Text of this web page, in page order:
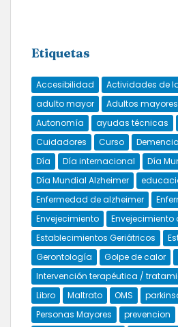
Etiquetas
Accesibilidad
Actividades de
adulto mayor
Adultos mayores
Autonomía
ayudas técnicas
Cuidadores
Curso Demencia
Día
Día internacional
Día
Día Mundial Alzheimer
Enfermedad de alzheimer
Envejecimiento
Envejecimiento
Establecimientos Geriátricos
Gerontología
Golpe de calor
Intervención terapéutica /
Libro
Maltrato OMS
Personas Mayores
prevencion